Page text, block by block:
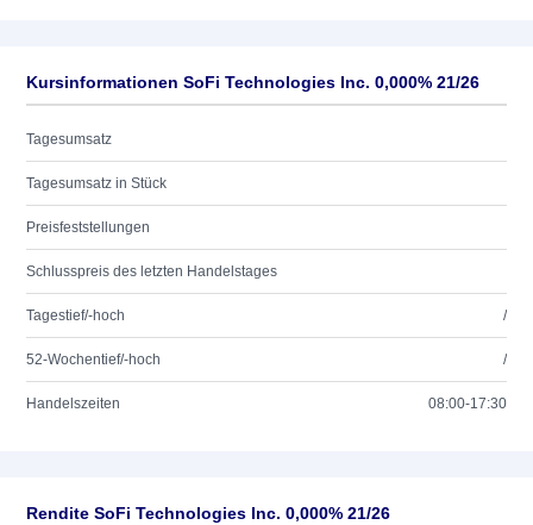
Kursinformationen SoFi Technologies Inc. 0,000% 21/26
Tagesumsatz
Tagesumsatz in Stück
Preisfeststellungen
Schlusspreis des letzten Handelstages
Tagestief/-hoch /
52-Wochentief/-hoch /
Handelszeiten 08:00-17:30
Rendite SoFi Technologies Inc. 0,000% 21/26